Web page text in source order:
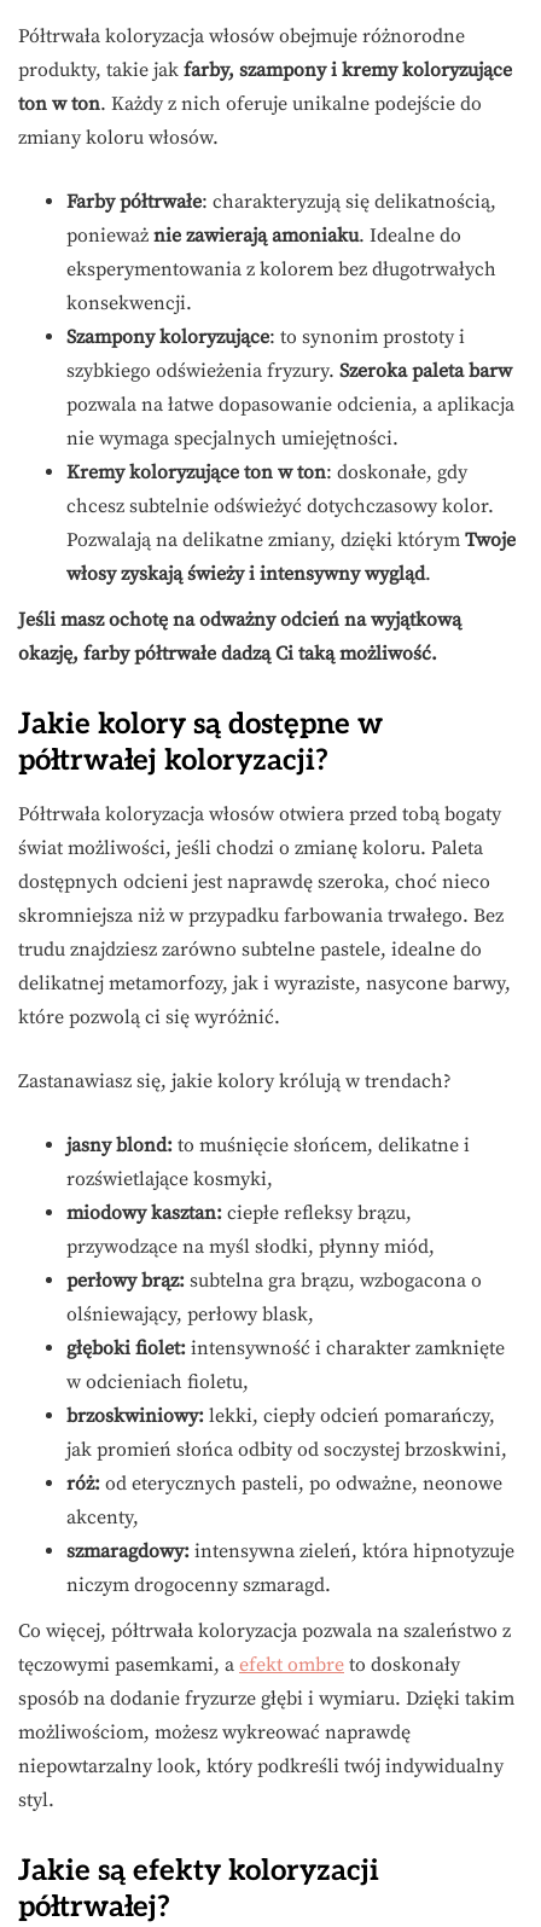
Półtrwała koloryzacja włosów obejmuje różnorodne
produkty, takie jak farby, szampony i kremy koloryzujące
ton w ton. Każdy z nich oferuje unikalne podejście do
zmiany koloru włosów.
Farby półtrwałe: charakteryzują się delikatnością,
ponieważ nie zawierają amoniaku. Idealne do
eksperymentowania z kolorem bez długotrwałych
konsekwencji.
Szampony koloryzujące: to synonim prostoty i
szybkiego odświeżenia fryzury. Szeroka paleta barw
pozwala na łatwe dopasowanie odcienia, a aplikacja
nie wymaga specjalnych umiejętności.
Kremy koloryzujące ton w ton: doskonałe, gdy
chcesz subtelnie odświeżyć dotychczasowy kolor.
Pozwalają na delikatne zmiany, dzięki którym Twoje
włosy zyskają świeży i intensywny wygląd.
Jeśli masz ochotę na odważny odcień na wyjątkową
okazję, farby półtrwałe dadzą Ci taką możliwość.
Jakie kolory są dostępne w
półtrwałej koloryzacji?
Półtrwała koloryzacja włosów otwiera przed tobą bogaty
świat możliwości, jeśli chodzi o zmianę koloru. Paleta
dostępnych odcieni jest naprawdę szeroka, choć nieco
skromniejsza niż w przypadku farbowania trwałego. Bez
trudu znajdziesz zarówno subtelne pastele, idealne do
delikatnej metamorfozy, jak i wyraziste, nasycone barwy,
które pozwolą ci się wyróżnić.
Zastanawiasz się, jakie kolory królują w trendach?
jasny blond: to muśnięcie słońcem, delikatne i
rozświetlające kosmyki,
miodowy kasztan: ciepłe refleksy brązu,
przywodzące na myśl słodki, płynny miód,
perłowy brąz: subtelna gra brązu, wzbogacona o
olśniewający, perłowy blask,
głęboki fiolet: intensywność i charakter zamknięte
w odcieniach fioletu,
brzoskwiniowy: lekki, ciepły odcień pomarańczy,
jak promień słońca odbity od soczystej brzoskwini,
róż: od eterycznych pasteli, po odważne, neonowe
akcenty,
szmaragdowy: intensywna zieleń, która hipnotyzuje
niczym drogocenny szmaragd.
Co więcej, półtrwała koloryzacja pozwala na szaleństwo z
tęczowymi pasemkami, a efekt ombre to doskonały
sposób na dodanie fryzurze głębi i wymiaru. Dzięki takim
możliwościom, możesz wykreować naprawdę
niepowtarzalny look, który podkreśli twój indywidualny
styl.
Jakie są efekty koloryzacji
półtrwałej?